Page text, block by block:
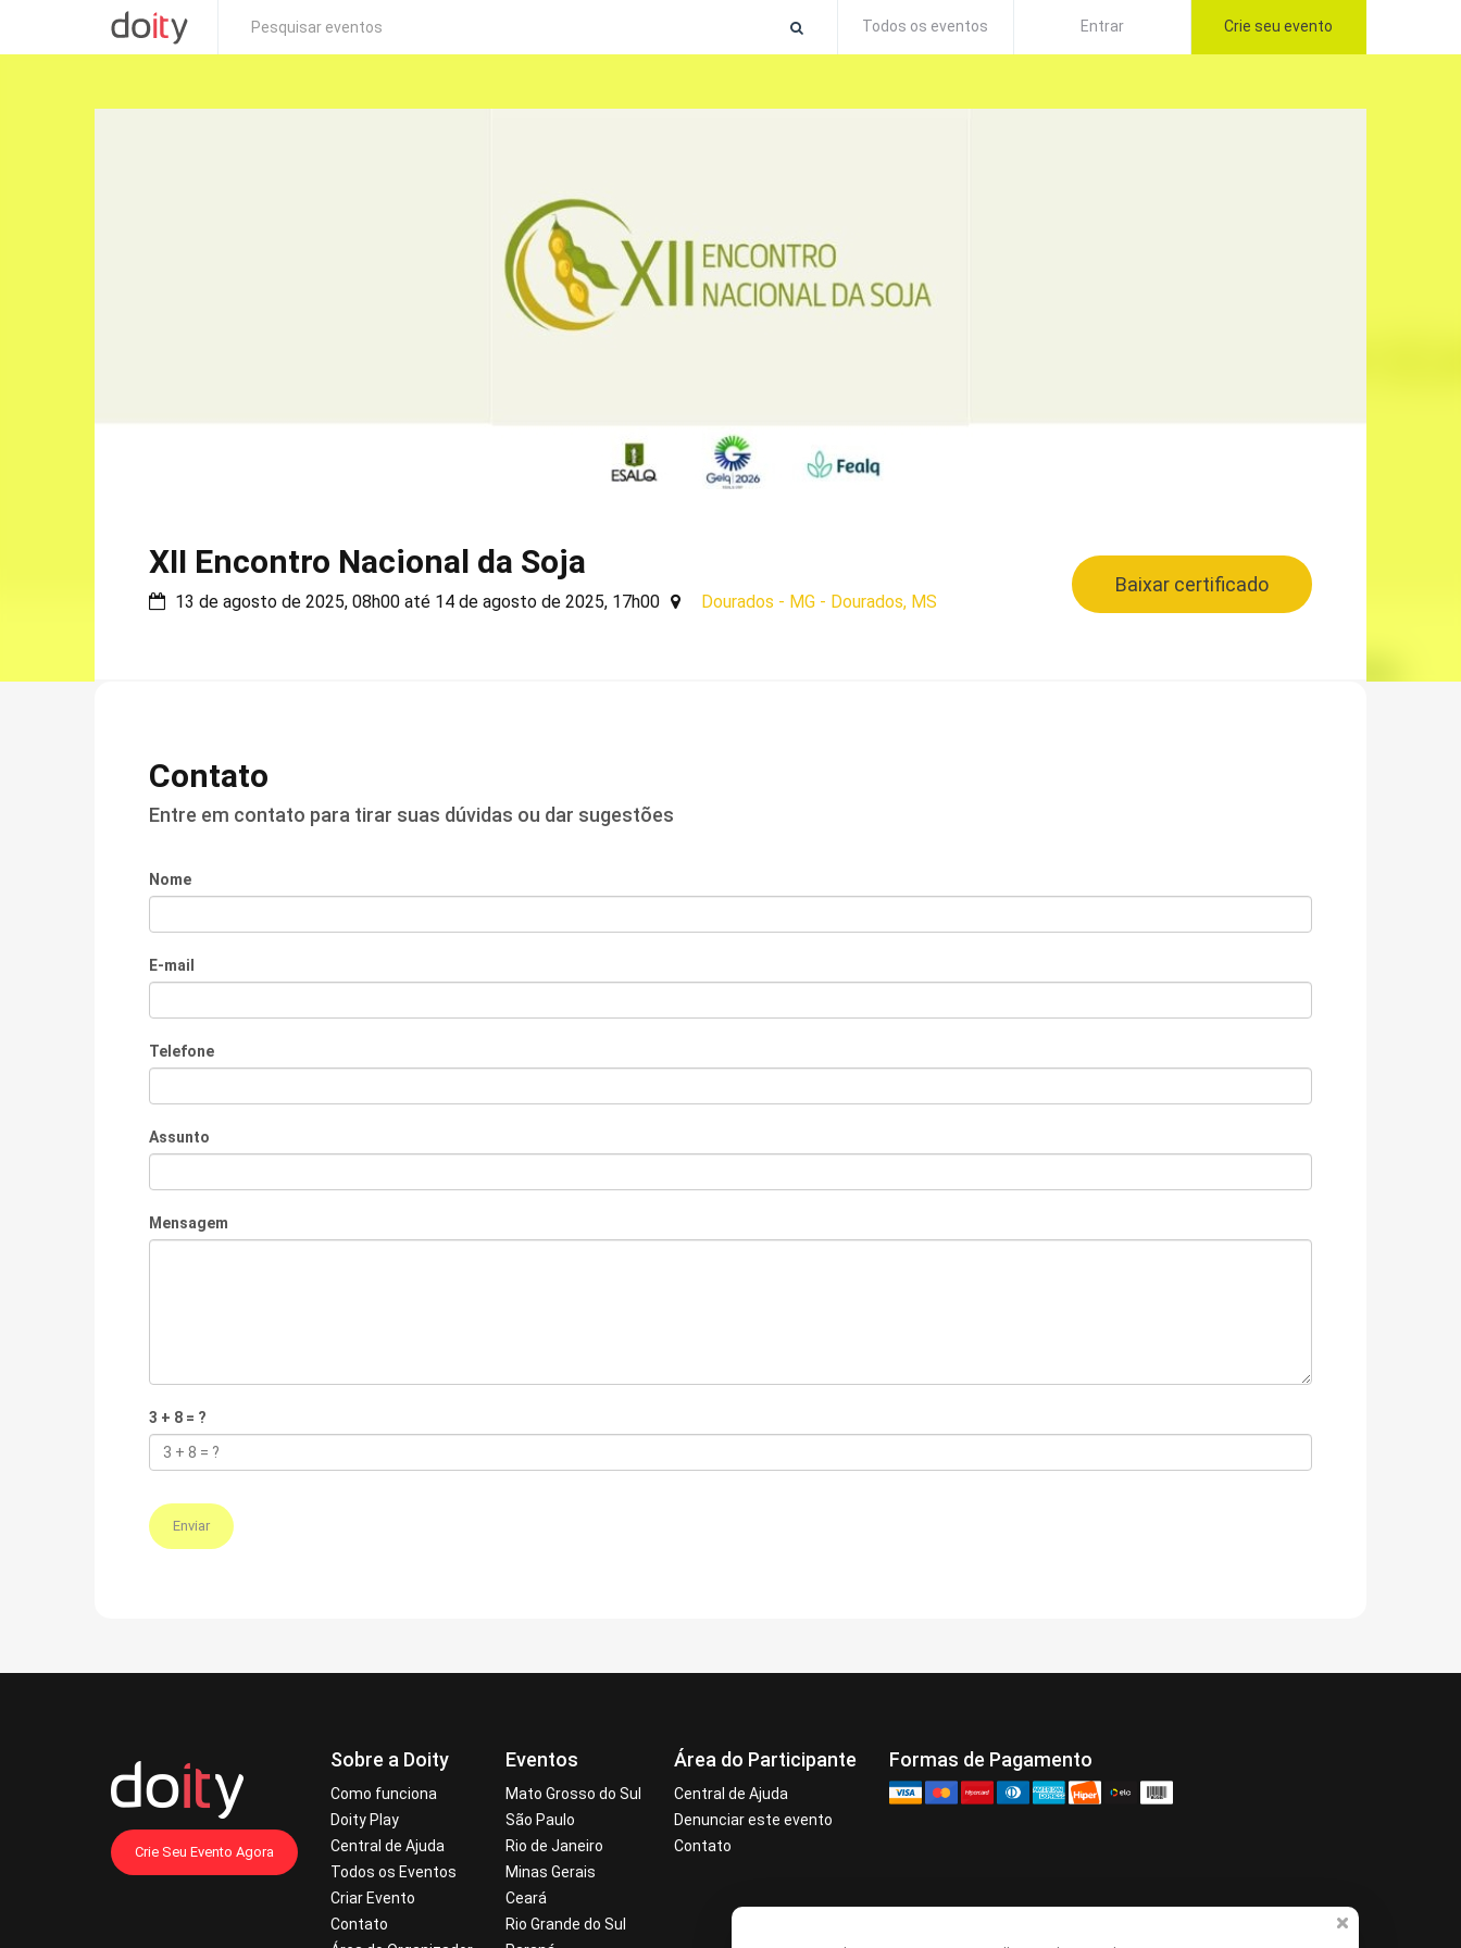
Todos os eventos Entrar Crie seu evento
XII Encontro Nacional da Soja
13 de agosto de 2025, 08h00 até 14 de agosto de 2025, 17h00 Dourados - MG - Dourados, MS
Baixar certificado
Contato
Entre em contato para tirar suas dúvidas ou dar sugestões
Nome
E-mail
Telefone
Assunto
Mensagem
3 + 8 = ?
Enviar
Crie Seu Evento Agora
Sobre a Doity
Como funciona
Doity Play
Central de Ajuda
Todos os Eventos
Criar Evento
Contato
Eventos
Mato Grosso do Sul
São Paulo
Rio de Janeiro
Minas Gerais
Ceará
Rio Grande do Sul
Área do Participante
Central de Ajuda
Denunciar este evento
Contato
Formas de Pagamento